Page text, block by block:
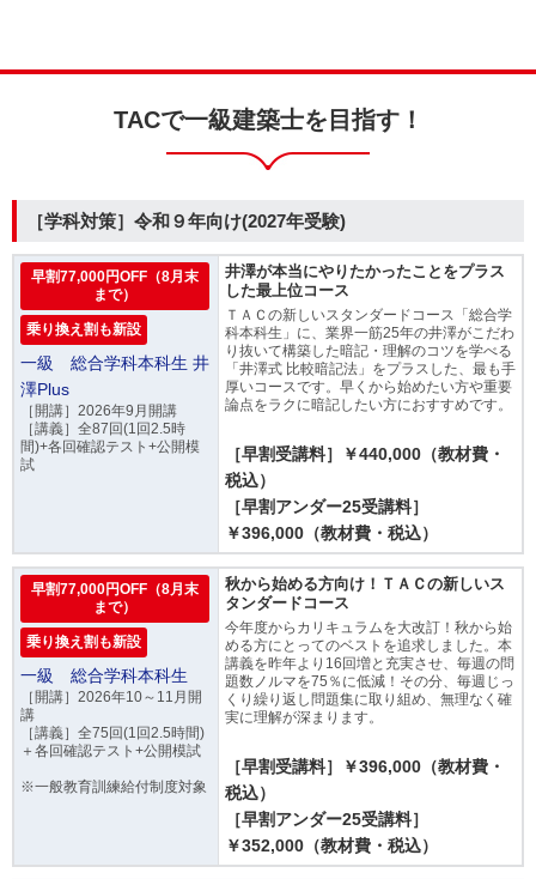
TACで一級建築士を目指す！
［学科対策］令和９年向け(2027年受験)
早割77,000円OFF（8月末
まで）
乗り換え割も新設
一級 総合学科本科生 井
澤Plus
［開講］2026年9月開講
［講義］全87回(1回2.5時
間)+各回確認テスト+公開模
試
井澤が本当にやりたかったことをプラス
した最上位コース
ＴＡＣの新しいスタンダードコース「総合学
科本科生」に、業界一筋25年の井澤がこだわ
り抜いて構築した暗記・理解のコツを学べる
「井澤式 比較暗記法」をプラスした、最も手
厚いコースです。早くから始めたい方や重要
論点をラクに暗記したい方におすすめです。
［早割受講料］￥440,000（教材費・
税込）
［早割アンダー25受講料］
￥396,000（教材費・税込）
早割77,000円OFF（8月末
まで）
乗り換え割も新設
一級 総合学科本科生
［開講］2026年10～11月開
講
［講義］全75回(1回2.5時間)
＋各回確認テスト+公開模試
※一般教育訓練給付制度対象
秋から始める方向け！ＴＡＣの新しいス
タンダードコース
今年度からカリキュラムを大改訂！秋から始
める方にとってのベストを追求しました。本
講義を昨年より16回増と充実させ、毎週の問
題数ノルマを75％に低減！その分、毎週じっ
くり繰り返し問題集に取り組め、無理なく確
実に理解が深まります。
［早割受講料］￥396,000（教材費・
税込）
［早割アンダー25受講料］
￥352,000（教材費・税込）